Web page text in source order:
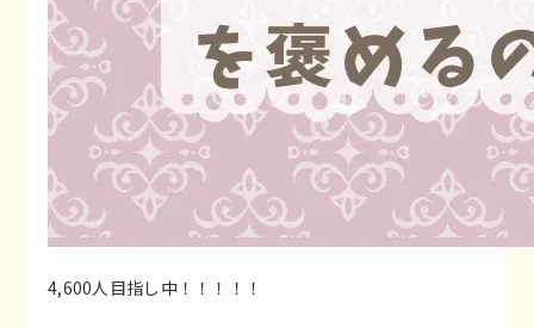
4,600人目指し中！！！！！